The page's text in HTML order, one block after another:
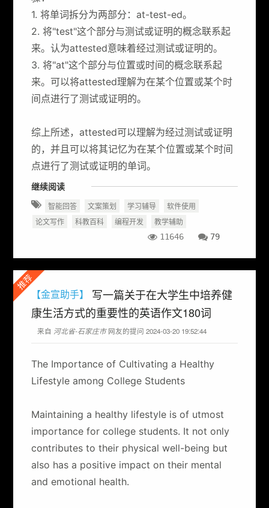
1. 将单词拆分为两部分：at-test-ed。
2. 将"test"这个部分与测试或证明的概念联系起
来。认为attested意味着经过测试或证明的。
3. 将"at"这个部分与位置或时间的概念联系起
来。可以将attested理解为在某个位置或某个时
间点进行了测试或证明的。
综上所述，attested可以理解为经过测试或证明
的，并且可以将其记忆为在某个位置或某个时间
点进行了测试或证明的单词。
继续阅读
智能回答 文案策划 学习辅导
软件使用
论文写作
科教百科 编程开发 教学辅助
11646 79
推荐
【金宣助手】
写一篇关于在大学生中培养健
康生活方式的重要性的英语作文180词
来自 河北省-石家庄市网友的提问 2024-03-20 19:52:44
The Importance of Cultivating a Healthy
Lifestyle among College Students
Maintaining a healthy lifestyle is of utmost
importance for college students. It not only
contributes to their physical well-being but
also has a positive impact on their mental
and emotional health.